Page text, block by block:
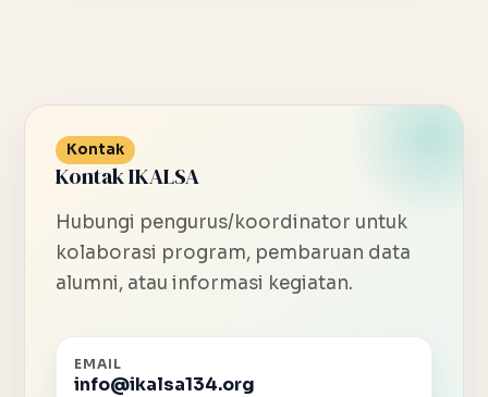
Kontak
Kontak IKALSA
Hubungi pengurus/koordinator untuk
kolaborasi program, pembaruan data
alumni, atau informasi kegiatan.
EMAIL
info@ikalsa134.org